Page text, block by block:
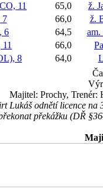
11 65,0
ž.
7 66,0
ž.
6 64,5
66,0
8 64,0
Majitel: Prochy, Trenér:
Lukáš odnětí licence
překážku (DŘ